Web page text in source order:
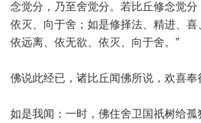
念觉分，乃至舍觉分。若比丘修念觉分
依灭、向于舍；如是修择法、精进、喜
依远离、依无欲、依灭、向于舍。”
佛说此经已，诸比丘闻佛所说，欢喜奉
如是我闻：一时，佛住舍卫国祇树给孤